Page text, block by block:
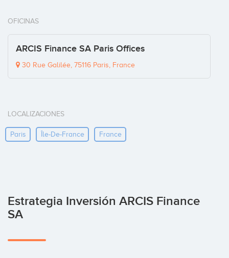
OFICINAS
ARCIS Finance SA Paris Offices
30 Rue Galilée, 75116 Paris, France
LOCALIZACIONES
Paris Île-De-France France
Estrategia Inversión ARCIS Finance
SA